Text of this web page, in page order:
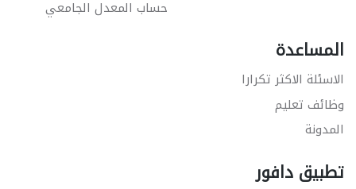
حساب المعدل الجامعي
المساعدة
الاسئلة الاكثر تكرارا
وظائف تعليم
المدونة
تطبيق دافور